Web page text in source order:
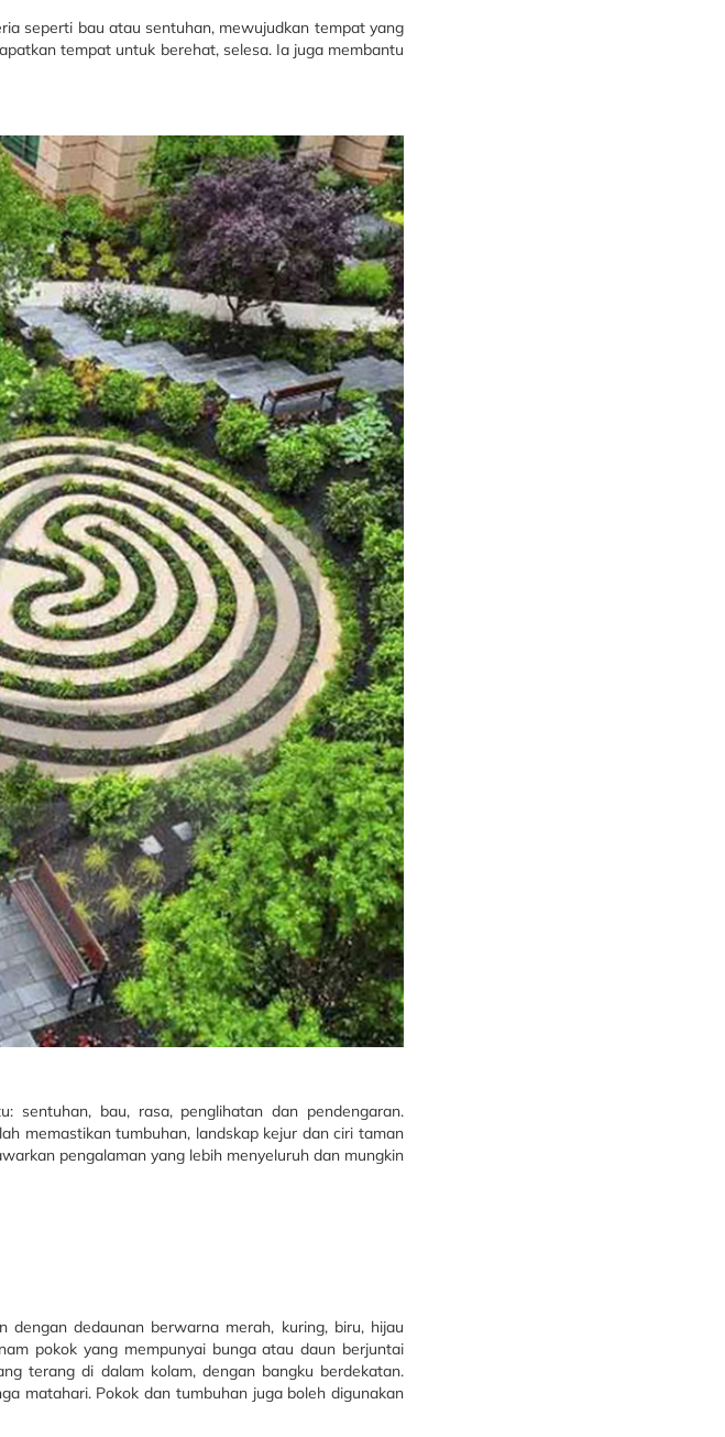
seperti bau atau sentuhan, mewujudkan tempat yang
tempat untuk berehat, selesa. Ia juga membantu
sentuhan, bau, rasa, penglihatan dan pendengaran.
memastikan tumbuhan, landskap kejur dan ciri taman
pengalaman yang lebih menyeluruh dan mungkin
dedaunan berwarna merah, kuring, biru, hijau
pokok yang mempunyai bunga atau daun berjuntai
terang di dalam kolam, dengan bangku berdekatan.
matahari. Pokok dan tumbuhan juga boleh digunakan